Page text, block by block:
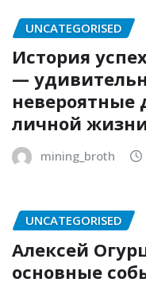
UNCATEGORISED
История
—
невероятные
личной
mining_broth
UNCATEGORISED
Алексей
основные